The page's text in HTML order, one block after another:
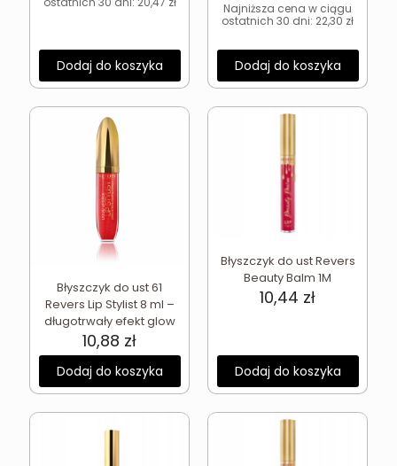
27,29 zł. 20,47 zł.
Dodaj do koszyka
wynosiła:
29,74 zł.22,30
Najniższa cena w ciągu
ostatnich 30 dni: 22,30 zł
Dodaj do koszyka
Błyszczyk do ust 61
Revers Lip Stylist 8 ml –
długotrwały efekt glow
10,88 zł
Dodaj do koszyka
Błyszczyk do ust Revers
Beauty Balm 1M
10,44 zł
Dodaj do koszyka